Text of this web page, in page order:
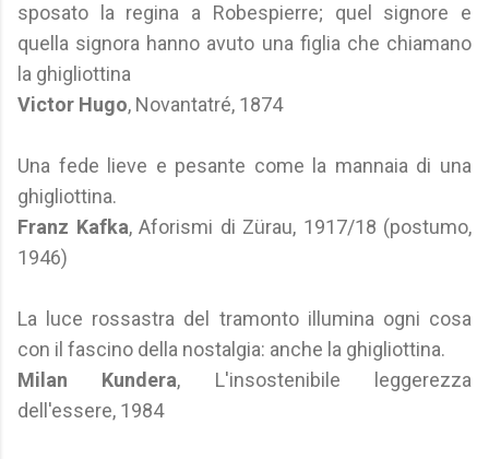
sposato la regina a Robespierre; quel signore e
quella signora hanno avuto una figlia che chiamano
la ghigliottina
Victor Hugo, Novantatré, 1874
Una fede lieve e pesante come la mannaia di una
ghigliottina.
Franz Kafka, Aforismi di Zürau, 1917/18 (postumo,
1946)
La luce rossastra del tramonto illumina ogni cosa
con il fascino della nostalgia: anche la ghigliottina.
Milan Kundera, L'insostenibile leggerezza
dell'essere, 1984